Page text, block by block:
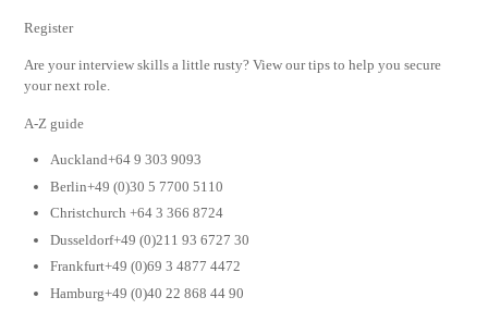
Register
Are your interview skills a little rusty? View our tips to help you secure
your next role.
A-Z guide
Auckland+64 9 303 9093
Berlin+49 (0)30 5 7700 5110
Christchurch +64 3 366 8724
Dusseldorf+49 (0)211 93 6727 30
Frankfurt+49 (0)69 3 4877 4472
Hamburg+49 (0)40 22 868 44 90